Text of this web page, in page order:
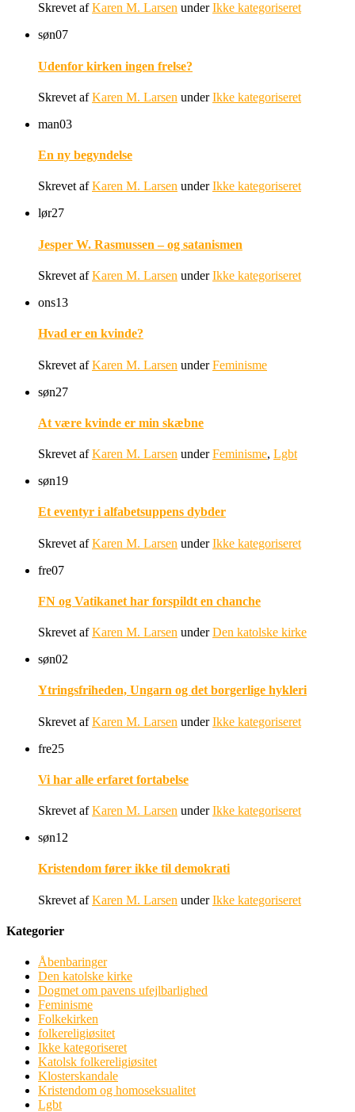
Skrevet afKaren M. Larsen underIkke kategoriseret
søn07
Udenfor kirken ingen frelse?
Skrevet afKaren M. Larsen underIkke kategoriseret
man03
En ny begyndelse
Skrevet afKaren M. Larsen underIkke kategoriseret
lør27
Jesper W. Rasmussen – og satanismen
Skrevet afKaren M. Larsen underIkke kategoriseret
ons13
Hvad er en kvinde?
Skrevet afKaren M. Larsen underFeminisme
søn27
At være kvinde er min skæbne
Skrevet afKaren M. Larsen underFeminisme, Lgbt
søn19
Et eventyr i alfabetsuppens dybder
Skrevet afKaren M. Larsen underIkke kategoriseret
fre07
FN og Vatikanet har forspildt en chanche
Skrevet afKaren M. Larsen underDen katolske kirke
søn02
Ytringsfriheden, Ungarn og det borgerlige hykleri
Skrevet afKaren M. Larsen underIkke kategoriseret
fre25
Vi har alle erfaret fortabelse
Skrevet afKaren M. Larsen underIkke kategoriseret
søn12
Kristendom fører ikke til demokrati
Skrevet afKaren M. Larsen underIkke kategoriseret
Kategorier
Åbenbaringer
Den katolske kirke
Dogmet om pavens ufejlbarlighed
Feminisme
Folkekirken
folkereligiøsitet
Ikke kategoriseret
Katolsk folkereligiøsitet
Klosterskandale
Kristendom og homoseksualitet
Lgbt